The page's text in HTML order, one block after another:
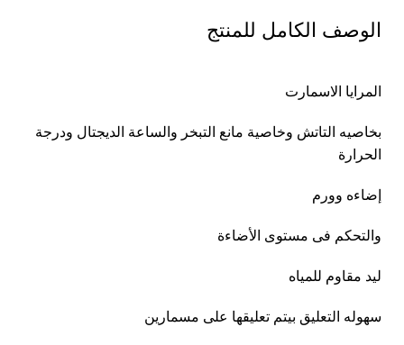
الوصف الكامل للمنتج
المرايا الاسمارت
بخاصيه التاتش وخاصية مانع التبخر والساعة الديجتال ودرجة
الحرارة
إضاءه وورم
والتحكم فى مستوى الأضاءة
ليد مقاوم للمياه
سهوله التعليق بيتم تعليقها على مسمارين